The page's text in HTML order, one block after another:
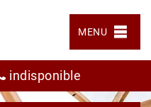
MENU
indisponible